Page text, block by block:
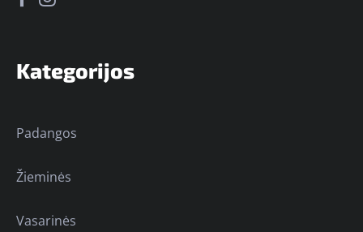
Kategorijos
Padangos
Žieminės
Vasarinės